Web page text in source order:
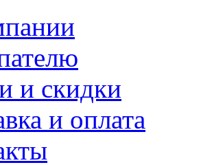
и скидки
и оплата